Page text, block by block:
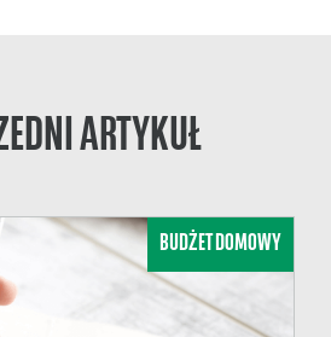
ARTYKUŁ
BUDŻET DOMOWY